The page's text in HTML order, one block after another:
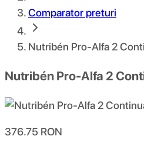
Comparator preturi
Nutribén Pro-Alfa 2
Nutribén Pro-Alfa 2
376.75 RON